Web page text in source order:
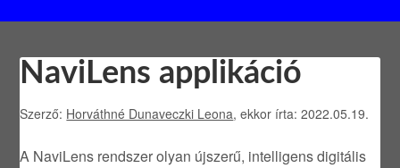
NaviLens applikáció
Szerző: Horváthné Dunaveczki Leona, ekkor írta: 2022.05.19.
A NaviLens rendszer olyan újszerű, intelligens digitális